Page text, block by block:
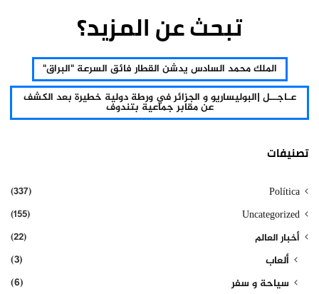
تبحث عن المزيد؟
الملك محمد السادس يدشن القطار فائق السرعة "البراق"
عـاجــل |البوليساريو و الجزائر في ورطة دولية خطيرة بعد الكشف
عن مقابر جماعية بتندوف
تصنيفات
Política
(337)
Uncategorized
(155)
أخبار العالم
(22)
ألعاب
(3)
سياحة و سفر
(6)